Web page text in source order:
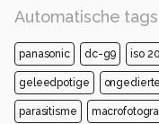
Automatische tags
panasonic dc-g9 iso
geleedpotige ongedierte
parasitisme